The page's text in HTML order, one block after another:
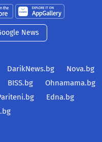
News
DarikNews.bg
Nova.bg
BISS.bg
Ohnamama.bg
Edna.bg